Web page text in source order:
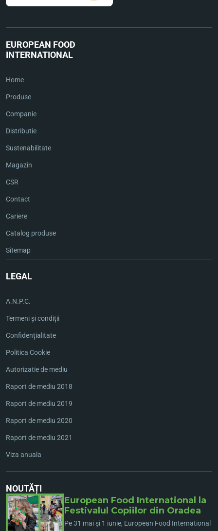
EUROPEAN FOOD
INTERNATIONAL
Home
Produse
Companie
Distributie
Sustenabilitate
Magazin
CSR
Contact
Cariere
Catalog produse
Sitemap
LEGAL
A.N.P.C.
Termeni și condiții
Confidențialitate
Politica Cookie
Autorizatie de mediu
Raport de mediu 2018
Raport de mediu 2019
Raport de mediu 2020
Raport de mediu 2021
Viza anuala
NOUTĂȚI
European Food International la
Festivalul Copiilor din Oradea
Pe 31 mai și 1 iunie, European Food International